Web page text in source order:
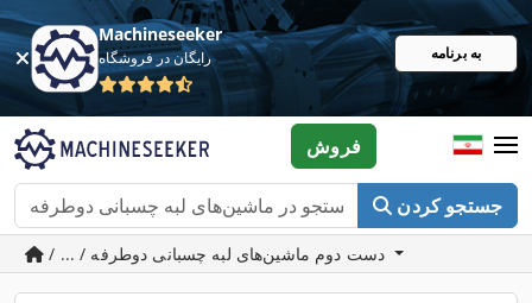
Machineseeker
رایگان در فروشگاه به برنامه
جستجو کردن
فروش